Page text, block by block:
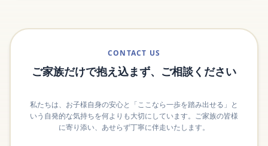
CONTACT US
ご家族だけで抱え込まず、ご相談ください
私たちは、お子様自身の安心と「ここなら一歩を踏み出せる」と
いう自発的な気持ちを何よりも大切にしています。ご家族の皆様
に寄り添い、あせらず丁寧に伴走いたします。